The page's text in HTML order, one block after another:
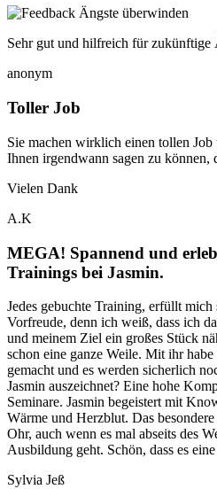
Sehr gut und hilfreich für zukünftige
anonym
Toller Job
Sie machen wirklich einen tollen
Ihnen irgendwann sagen zu können,
Vielen Dank
A.K
MEGA! Spannend und
Trainings bei Jasmin.
Jedes gebuchte Training, erfüllt
Vorfreude, denn ich weiß, dass ich
und meinem Ziel ein großes Stück
schon eine ganze Weile. Mit ihr
gemacht und es werden sicherlich
Jasmin auszeichnet? Eine hohe
Seminare. Jasmin begeistert mit
Wärme und Herzblut. Das
Ohr, auch wenn es mal abseits des
Ausbildung geht. Schön, dass es
Sylvia Jeß